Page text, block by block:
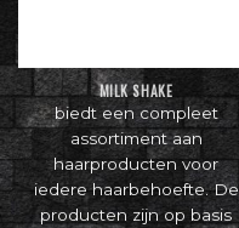
MILK SHAKE
biedt een compleet
assortiment aan
haarproducten voor
iedere haarbehoefte. De
producten zijn op basis